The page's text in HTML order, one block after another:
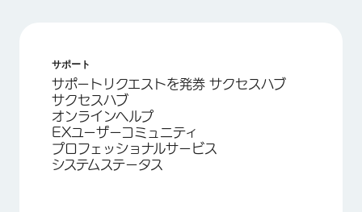
サポート
サポートリクエストを発券 サクセスハブ
サクセスハブ
オンラインヘルプ
EXユーザーコミュニティ
プロフェッショナルサービス
システムステータス